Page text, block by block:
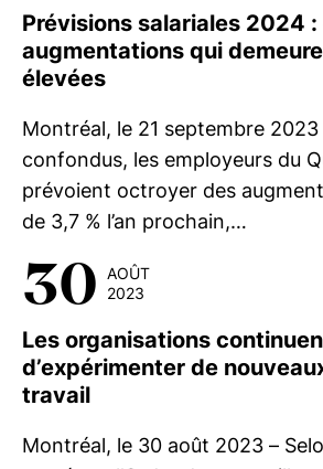
Prévisions salariales 2024 :
augmentations qui
élevées
Montréal, le 21 septembre 2023
confondus, les employeurs du
prévoient octroyer des
de 3,7 % l’an prochain,…
30 AOÛT
2023
Les organisations
d’expérimenter de
travail
Montréal, le 30 août 2023 –